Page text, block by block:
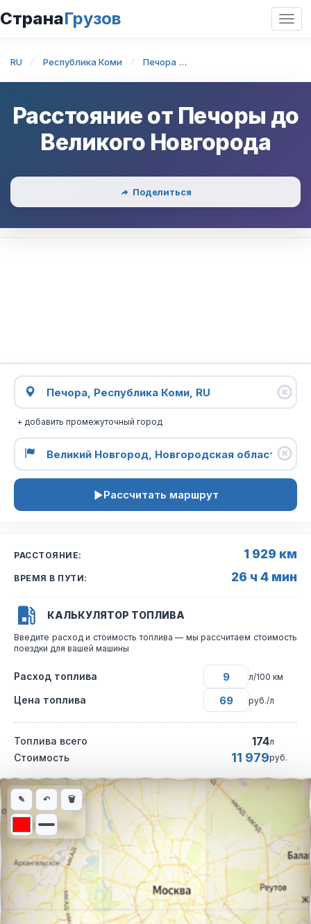
СтранаГрузов
RU Республика Коми Печора
Расстояние от Печоры до
Великого Новгорода
Поделиться
+ добавить промежуточный город
Рассчитать маршрут
РАССТОЯНИЕ: 1 929 км
ВРЕМЯ В ПУТИ: 26 ч 4 мин
КАЛЬКУЛЯТОР ТОПЛИВА
Введите расход и стоимость топлива — мы рассчитаем стоимость
поездки для вашей машины
Расход топлива л/100 км
Цена топлива руб./л
Топлива всего 174л
Стоимость 11 979руб.
Интерактивная карта автомобильного маршрута из города
✎ ↶ 🗑